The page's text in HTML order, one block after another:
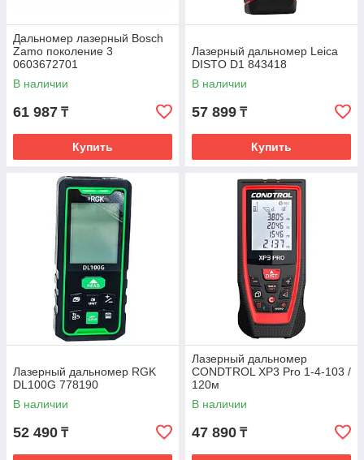
Дальномер лазерный Bosch
Zamo поколение 3
0603672701
В наличии
61 987 ₸
Купить
Лазерный дальномер Leica
DISTO D1 843418
В наличии
57 899 ₸
Купить
Лазерный дальномер RGK
DL100G 778190
В наличии
52 490 ₸
Лазерный дальномер
CONDTROL XP3 Pro 1-4-103 /
120м
В наличии
47 890 ₸